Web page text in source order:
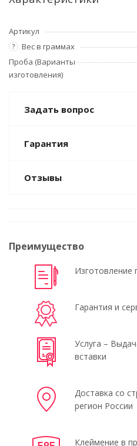
Артикул
? Вес в граммах
Проба (Варианты
изготовления)
Задать вопрос
Гарантия
Отзывы
Преимущество
Изготовление
Гарантия и
Услуга –
вставки
Доставка со
регион России
Клеймение в